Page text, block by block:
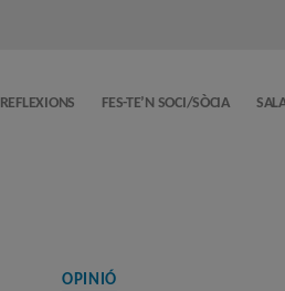
REFLEXIONS FES-TE’N SOCI/SÒCIA
Categories
OPINIÓ